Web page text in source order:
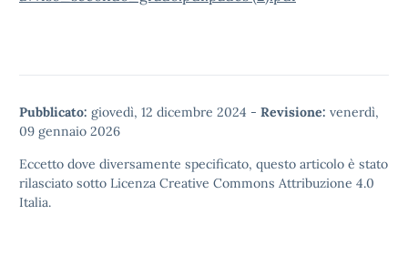
Pubblicato: giovedì, 12 dicembre 2024 - Revisione: venerdì,
09 gennaio 2026
Eccetto dove diversamente specificato, questo articolo è stato
rilasciato sotto Licenza Creative Commons Attribuzione 4.0
Italia.